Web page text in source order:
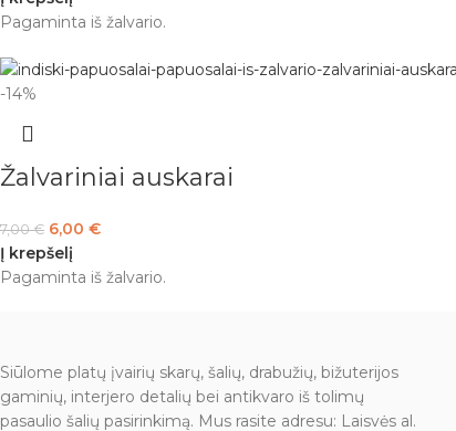
Pagaminta iš žalvario.
-14%
Žalvariniai auskarai
7,00€ 6,00 €
Į krepšelį
Pagaminta iš žalvario.
Siūlome platų įvairių skarų, šalių, drabužių, bižuterijos
gaminių, interjero detalių bei antikvaro iš tolimų
pasaulio šalių pasirinkimą. Mus rasite adresu: Laisvės al.